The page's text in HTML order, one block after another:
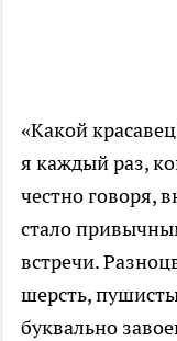
«Какой
я каждый раз,
честно говоря,
стало
встречи.
шерсть,
буквально